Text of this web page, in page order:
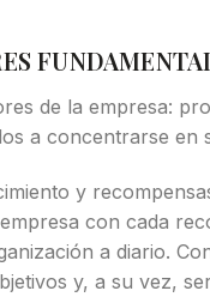
de la empresa:
a concentrarse en
y
con cada
a diario.
y, a su vez,